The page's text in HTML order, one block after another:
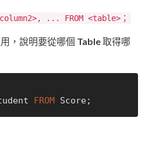
... FROM <table>；
，說明要從哪個 Table取得哪
FROM